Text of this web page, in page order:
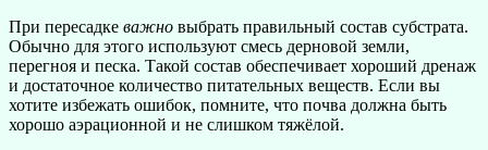
При пересадке важно выбрать правильный состав субстрата.
Обычно для этого используют смесь дерновой земли,
перегноя и песка. Такой состав обеспечивает хороший дренаж
и достаточное количество питательных веществ. Если вы
хотите избежать ошибок, помните, что почва должна быть
хорошо аэрационной и не слишком тяжёлой.